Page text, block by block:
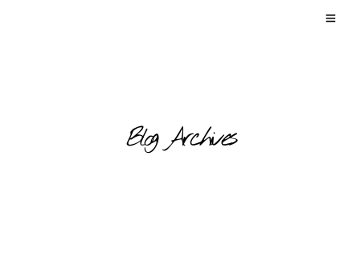
Blog Archives